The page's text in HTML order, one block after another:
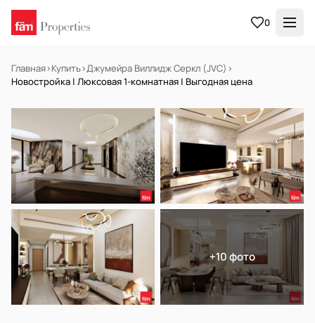
0
Главная›Купить›Джумейра Виллидж Серкл (JVC) ›
Новостройка | Люксовая 1-комнатная | Выгодная цена
Off-plan
+10 фото